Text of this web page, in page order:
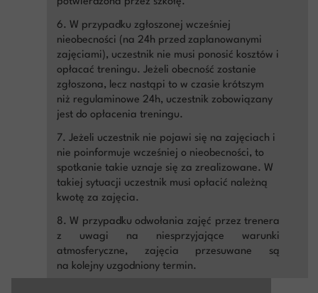
6. W przypadku zgłoszonej wcześniej
nieobecności (na 24h przed zaplanowanymi
zajęciami), uczestnik nie musi ponosić kosztów i
opłacać treningu. Jeżeli obecność zostanie
zgłoszona, lecz nastąpi to w czasie krótszym
niż regulaminowe 24h, uczestnik zobowiązany
jest do opłacenia treningu.
7. Jeżeli uczestnik nie pojawi się na zajęciach i
nie poinformuje wcześniej o nieobecności, to
spotkanie takie uznaje się za zrealizowane. W
takiej sytuacji uczestnik musi opłacić należną
kwotę za zajęcia.
8. W przypadku odwołania zajęć przez trenera
z uwagi na niesprzyjające warunki
atmosferyczne, zajęcia przesuwane są
na kolejny uzgodniony termin.